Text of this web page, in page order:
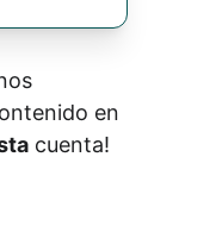
en
cuenta!